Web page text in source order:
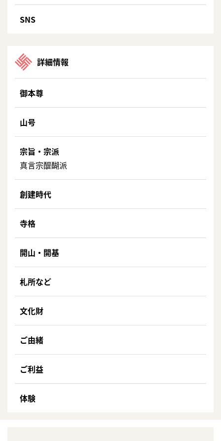
SNS
詳細情報
御本尊
山号
宗旨・宗派
真言宗醍醐派
創建時代
寺格
開山・開基
札所など
文化財
ご由緒
ご利益
体験